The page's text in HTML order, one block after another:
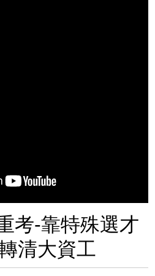
考-靠特殊選才
清大資工